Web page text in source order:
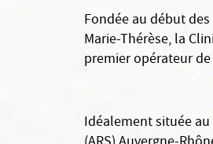
Fondée au début
Marie-Thérèse, la
premier opérateur
Idéalement située au